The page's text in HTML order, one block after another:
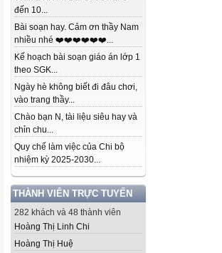
đến 10...
Bài soạn hay. Cảm ơn thầy Nam
nhiều nhé ❤️❤️❤️❤️❤️❤️...
Kế hoạch bài soạn giáo án lớp 1
theo SGK...
Ngày hè không biết đi đâu chơi,
vào trang thầy...
Chào bạn N, tài liệu siêu hay và
chỉn chu...
Quy chế làm việc của Chi bộ
nhiệm kỳ 2025-2030...
THÀNH VIÊN TRỰC TUYẾN
282 khách và 48 thành viên
Hoàng Thị Linh Chi
Hoàng Thị Huệ